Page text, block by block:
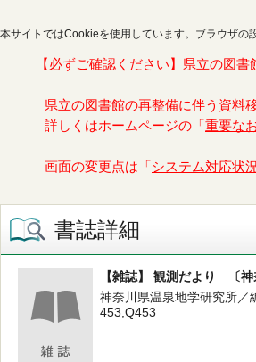
本サイトではCookieを使用しています。ブラウザの
【必ずご確認ください】県立の図
県立の図書館の再整備に伴う資料
詳しくはホームページの「 重要な
画面の変更点は「 システム対応状況
書誌詳細
【雑誌】 観測だより 〔
神奈川県温泉地学研究所
453,Q453